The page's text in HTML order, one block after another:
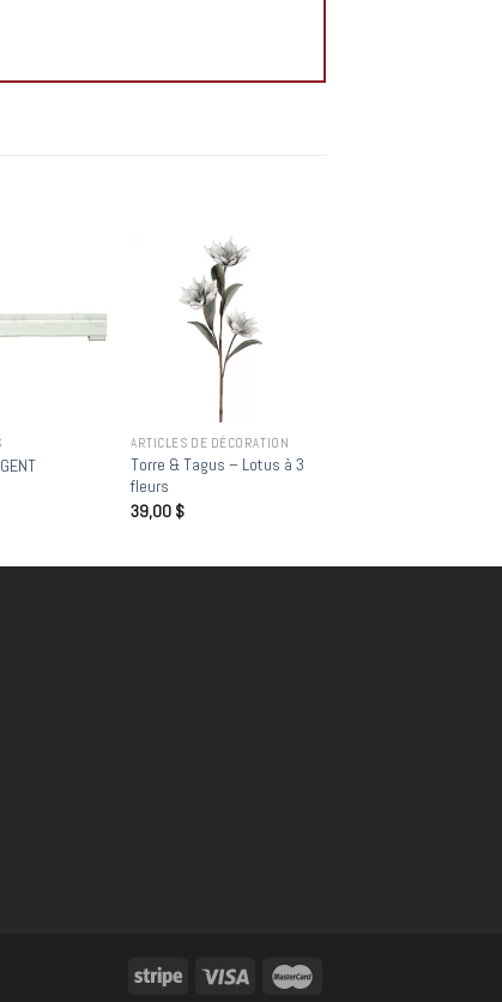
wishlist
ARTICLES DE DÉCORATION
Torre & Tagus – Lotus à 3
fleurs
39,00 $